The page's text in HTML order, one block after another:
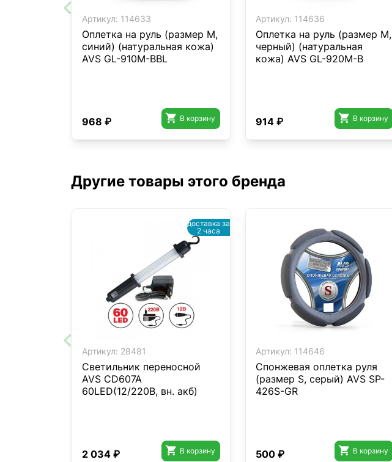
Артикул: 114633
Оплетка на руль (размер M,
синий) (натуральная кожа)
AVS GL-910M-BBL
968 ₽  В корзину
Артикул: 114636
Оплетка на руль (размер M,
черный) (натуральная
кожа) AVS GL-920M-B
914 ₽  В корзину
Другие товары этого бренда
Артикул: 28481
Светильник переносной
AVS CD607A
60LED(12/220В, вн. акб)
2 034 ₽  В корзину
доставка за
2 часа
Артикул: 114646
Спонжевая оплетка руля
(размер S, серый) AVS SP-
426S-GR
500 ₽  В корзину